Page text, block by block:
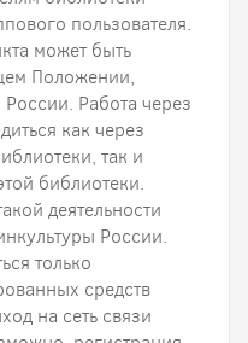
пользователя.
может быть
Положении,
Работа через
как через
так и
библиотеки.
деятельности
России.
только
средств
на сеть связи